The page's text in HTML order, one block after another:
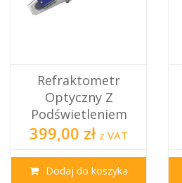
Refraktometr
Optyczny Z
Podświetleniem
399,00 zł z VAT
Dodaj do koszyka